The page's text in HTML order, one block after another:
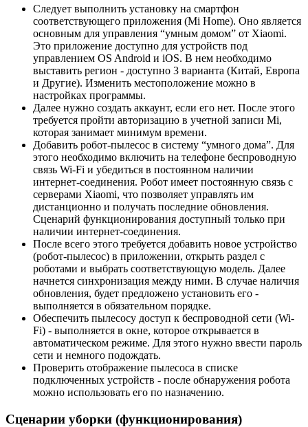
Следует выполнить установку на смартфон
соответствующего приложения (Mi Home). Оно является
основным для управления “умным домом” от Xiaomi.
Это приложение доступно для устройств под
управлением OS Android и iOS. В нем необходимо
выставить регион - доступно 3 варианта (Китай, Европа
и Другие). Изменить местоположение можно в
настройках программы.
Далее нужно создать аккаунт, если его нет. После этого
требуется пройти авторизацию в учетной записи Mi,
которая занимает минимум времени.
Добавить робот-пылесос в систему “умного дома”. Для
этого необходимо включить на телефоне беспроводную
связь Wi-Fi и убедиться в постоянном наличии
интернет-соединения. Робот имеет постоянную связь с
серверами Xiaomi, что позволяет управлять им
дистанционно и получать последние обновления.
Сценарий функционирования доступный только при
наличии интернет-соединения.
После всего этого требуется добавить новое устройство
(робот-пылесос) в приложении, открыть раздел с
роботами и выбрать соответствующую модель. Далее
начнется синхронизация между ними. В случае наличия
обновления, будет предложено установить его -
выполняется в обязательном порядке.
Обеспечить пылесосу доступ к беспроводной сети (Wi-
Fi) - выполняется в окне, которое открывается в
автоматическом режиме. Для этого нужно ввести пароль
сети и немного подождать.
Проверить отображение пылесоса в списке
подключенных устройств - после обнаружения робота
можно использовать его по назначению.
Сценарии уборки (функционирования)